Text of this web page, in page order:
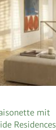
mit
Residences